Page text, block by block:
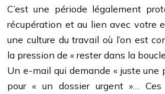
C’est une période légalement
récupération et au lien avec votre
une culture du travail où l’on est
la pression de « rester dans la
Un e-mail qui demande « juste
pour « un dossier urgent »…